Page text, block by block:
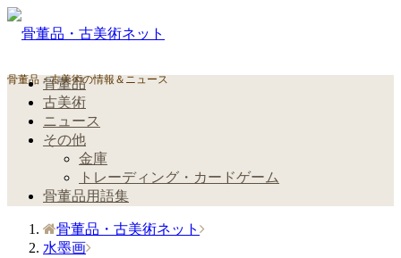
骨董品・古美術の情報＆ニュース
骨董品
古美術
ニュース
その他
金庫
トレーディング・カードゲーム
骨董品用語集
骨董品・古美術ネット
水墨画